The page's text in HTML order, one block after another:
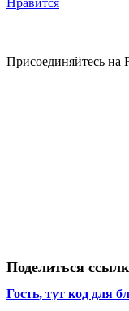
Присоединяйтесь на
Поделиться
Гость, тут код для